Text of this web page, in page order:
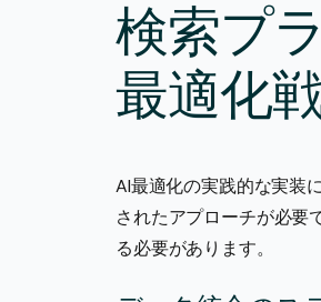
検索プ
最適化
AI最適化の実践的な実装
されたアプローチが必要
る必要があります。